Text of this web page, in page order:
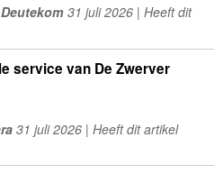
31 juli 2026 | Heeft dit
service van De Zwerver
31 juli 2026 | Heeft dit artikel